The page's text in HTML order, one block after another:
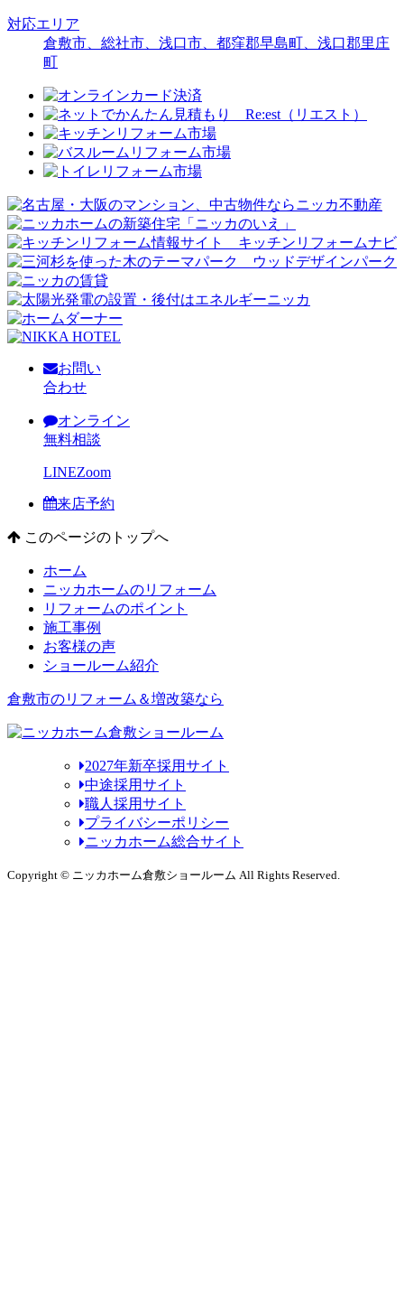
対応エリア
倉敷市、総社市、浅口市、都窪郡早島町、浅口郡里庄
町
お問い
合わせ
オンライン
無料相談
LINEZoom
来店予約
このページのトップへ
ホーム
ニッカホームのリフォーム
リフォームのポイント
施工事例
お客様の声
ショールーム紹介
倉敷市のリフォーム＆増改築なら
2027年新卒採用サイト
中途採用サイト
職人採用サイト
プライバシーポリシー
ニッカホーム総合サイト
Copyright © ニッカホーム倉敷ショールーム All Rights Reserved.